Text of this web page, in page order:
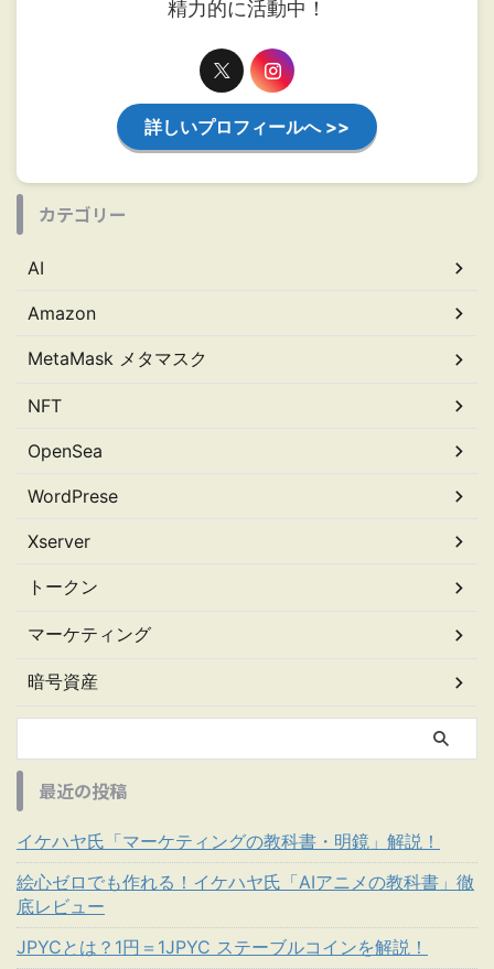
精力的に活動中！
詳しいプロフィールへ >>
カテゴリー
AI
Amazon
MetaMask メタマスク
NFT
OpenSea
WordPrese
Xserver
トークン
マーケティング
暗号資産
最近の投稿
イケハヤ氏「マーケティングの教科書・明鏡」解説！
絵心ゼロでも作れる！イケハヤ氏「AIアニメの教科書」徹
底レビュー
JPYCとは？1円＝1JPYC ステーブルコインを解説！